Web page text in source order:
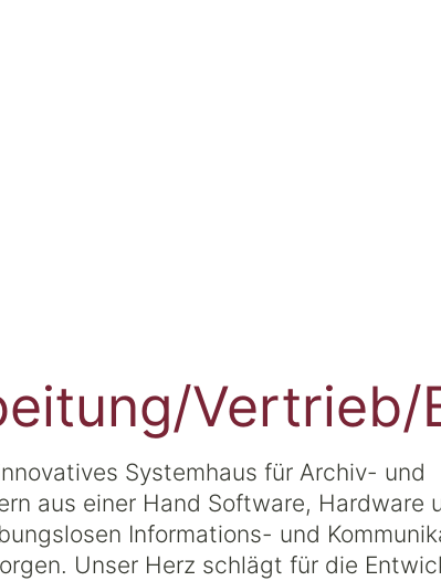
Vertrieb/
Systemhaus für Archiv- und
aus einer Hand Software, Hardware
Informations- und
Unser Herz schlägt für die